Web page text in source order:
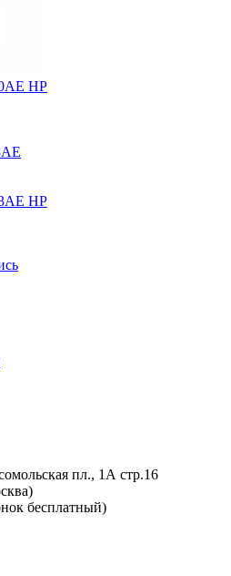
HP
HP
пл., 1А стр.16
бесплатный)